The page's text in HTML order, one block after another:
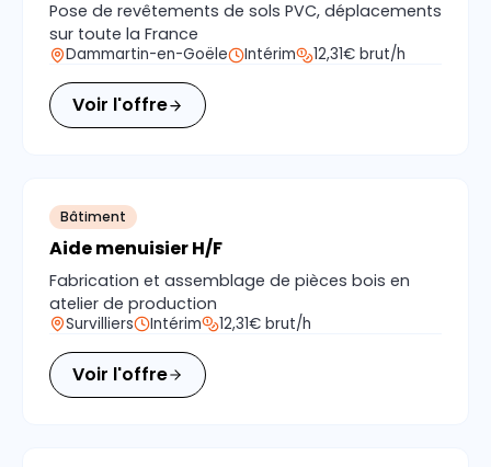
Pose de revêtements de sols PVC, déplacements
sur toute la France
Dammartin-en-Goële Intérim 12,31€ brut/h
Voir l'offre
Bâtiment
Aide menuisier H/F
Fabrication et assemblage de pièces bois en
atelier de production
Survilliers Intérim 12,31€ brut/h
Voir l'offre